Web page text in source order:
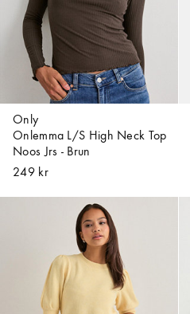
Only
Onlemma L/S High Neck Top
Noos Jrs - Brun
249 kr